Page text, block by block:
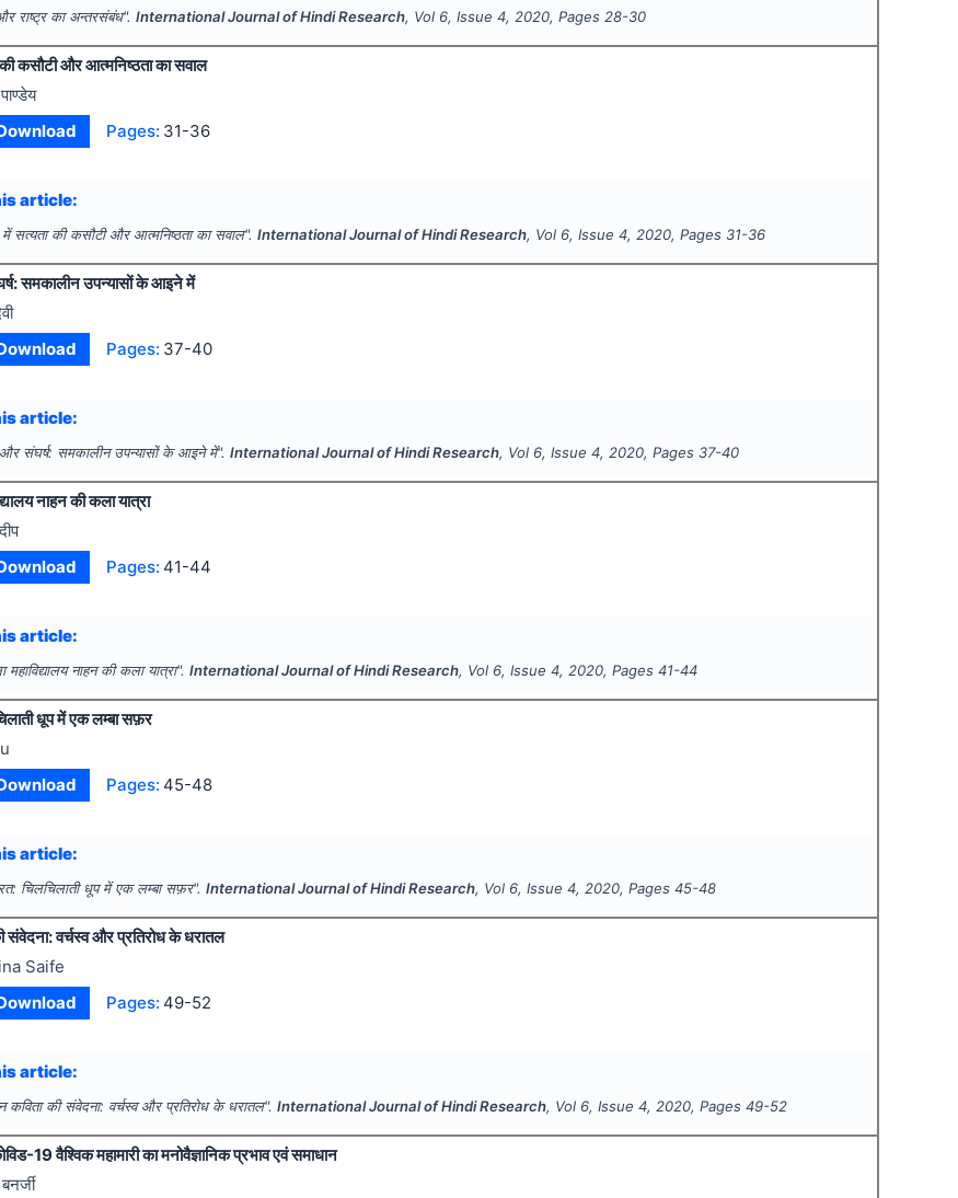
राष्ट्र का अन्तरसंबंध".International Journal of Hindi Research, Vol 6, Issue4,2020, Pages 28-30
कसौटी और आत्मनिष्ठता का सवाल
Pages: 31-36
article:
सत्यता की कसौटी और आत्मनिष्ठता का सवाल".International Journal of Hindi Research, Vol 6, Issue4,2020, Pages 31-36
समकालीन उपन्यासों के आइने में
Pages: 37-40
article:
और संघर्ष: समकालीन उपन्यासों के आइने में".International Journal of Hindi Research, Vol 6, Issue4,2020, Pages 37-40
नाहन की कला यात्रा
Pages: 41-44
article:
नाहन की कला यात्रा".International Journal of Hindi Research, Vol 6, Issue4,2020, Pages 41-44
धूप में एक लम्बा सफ़र
Pages: 45-48
article:
चिलचिलाती धूप में एक लम्बा सफ़र".International Journal of Hindi Research, Vol 6, Issue4,2020, Pages 45-48
संवेदना: वर्चस्व और प्रतिरोध के धरातल
Saife
Pages: 49-52
article:
कविता की संवेदना: वर्चस्व और प्रतिरोध के धरातल".International Journal of Hindi Research, Vol 6, Issue4,2020, Pages 49-52
19 वैश्विक महामारी का मनोवैज्ञानिक प्रभाव एवं समाधान